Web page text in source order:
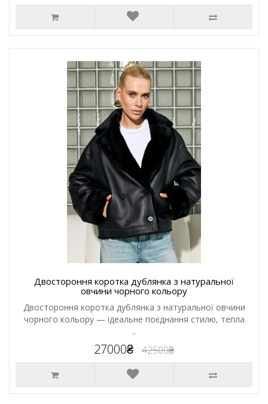
Двостороння коротка дублянка з натуральної
овчини чорного кольору
Двостороння коротка дублянка з натуральної овчини
чорного кольору — ідеальне поєднання стилю, тепла
..
27000₴ 42500₴